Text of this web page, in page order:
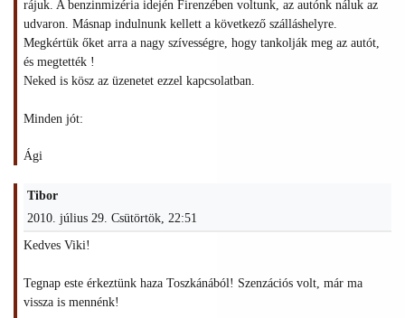
rájuk. A benzinmizéria idején Firenzében voltunk, az autónk náluk az
udvaron. Másnap indulnunk kellett a következő szálláshelyre.
Megkértük őket arra a nagy szívességre, hogy tankolják meg az autót,
és megtették !
Neked is kösz az üzenetet ezzel kapcsolatban.
Minden jót:
Ági
Tibor
2010. július 29. Csütörtök, 22:51
Kedves Viki!
Tegnap este érkeztünk haza Toszkánából! Szenzációs volt, már ma
vissza is mennénk!